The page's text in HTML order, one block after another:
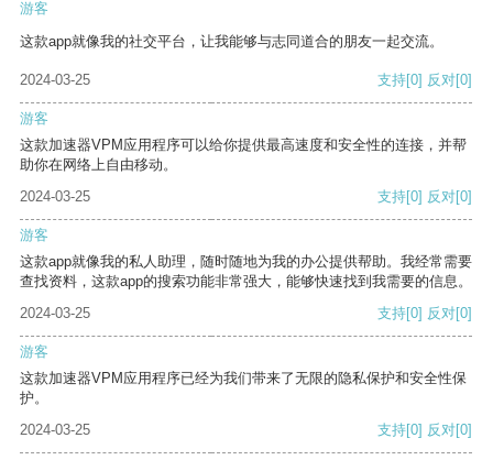
游客
这款app就像我的社交平台，让我能够与志同道合的朋友一起交流。
2024-03-25 支持[0] 反对[0]
游客
这款加速器VPM应用程序可以给你提供最高速度和安全性的连接，并帮
助你在网络上自由移动。
2024-03-25
支持[0] 反对[0]
游客
这款app就像我的私人助理，随时随地为我的办公提供帮助。我经常需要
查找资料，这款app的搜索功能非常强大，能够快速找到我需要的信息。
2024-03-25
支持[0] 反对[0]
游客
这款加速器VPM应用程序已经为我们带来了无限的隐私保护和安全性保
护。
2024-03-25
支持[0] 反对[0]